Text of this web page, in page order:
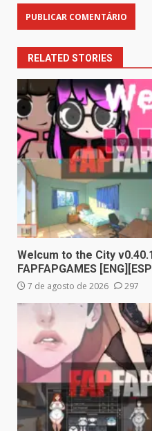
RELATED STORIES
Welcum to the City
FAPFAPGAMES
7 de agosto de 2026 297